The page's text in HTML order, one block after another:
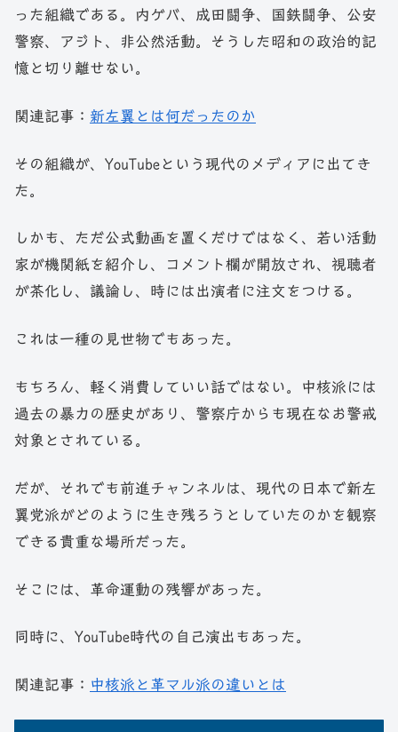
った組織である。内ゲバ、成田闘争、国鉄闘争、公安
警察、アジト、非公然活動。そうした昭和の政治的記
憶と切り離せない。
関連記事： 新左翼とは何だったのか
その組織が、YouTubeという現代のメディアに出てき
た。
しかも、ただ公式動画を置くだけではなく、若い活動
家が機関紙を紹介し、コメント欄が開放され、視聴者
が茶化し、議論し、時には出演者に注文をつける。
これは一種の見世物でもあった。
もちろん、軽く消費していい話ではない。中核派には
過去の暴力の歴史があり、警察庁からも現在なお警戒
対象とされている。
だが、それでも前進チャンネルは、現代の日本で新左
翼党派がどのように生き残ろうとしていたのかを観察
できる貴重な場所だった。
そこには、革命運動の残響があった。
同時に、YouTube時代の自己演出もあった。
関連記事： 中核派と革マル派の違いとは